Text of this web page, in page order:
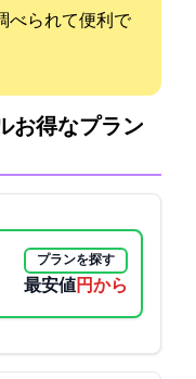
べられて便利で
:お得なプラン
プランを探す
最安値18900円から